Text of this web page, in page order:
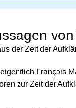
der Zeit der
François
zur Zeit der